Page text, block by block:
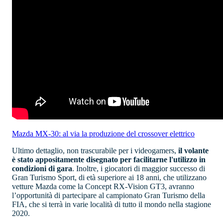
Mazda MX-30: al via la produzione del crossover elettrico
Ultimo dettaglio, non trascurabile per i videogamers, il volante
è stato appositamente disegnato per facilitarne l'utilizzo in
condizioni di gara. Inoltre, i giocatori di maggior successo di
Gran Turismo Sport, di età superiore ai 18 anni, che utilizzano
vetture Mazda come la Concept RX-Vision GT3, avranno
l’opportunità di partecipare al campionato Gran Turismo della
FIA, che si terrà in varie località di tutto il mondo nella stagione
2020.